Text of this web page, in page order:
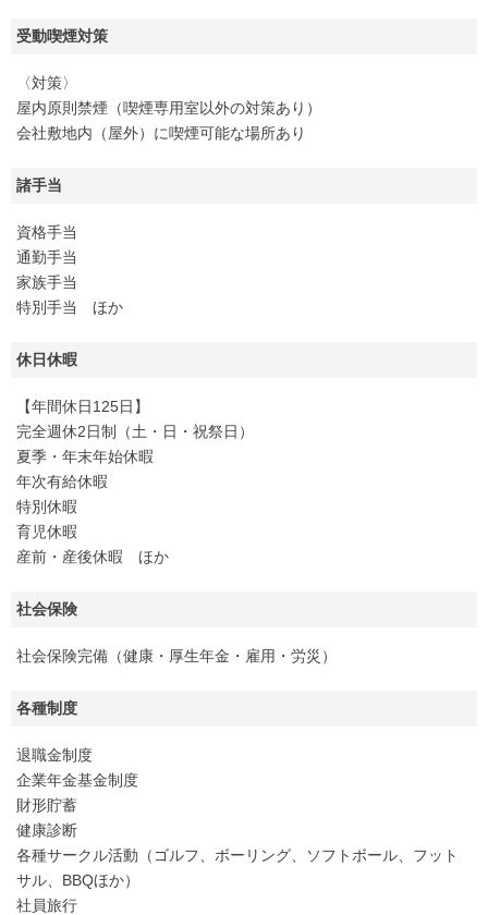
受動喫煙対策
〈対策〉
屋内原則禁煙（喫煙専用室以外の対策あり）
会社敷地内（屋外）に喫煙可能な場所あり
諸手当
資格手当
通勤手当
家族手当
特別手当 ほか
休日休暇
【年間休日125日】
完全週休2日制（土・日・祝祭日）
夏季・年末年始休暇
年次有給休暇
特別休暇
育児休暇
産前・産後休暇 ほか
社会保険
社会保険完備（健康・厚生年金・雇用・労災）
各種制度
退職金制度
企業年金基金制度
財形貯蓄
健康診断
各種サークル活動（ゴルフ、ボーリング、ソフトボール、フット
サル、BBQほか）
社員旅行